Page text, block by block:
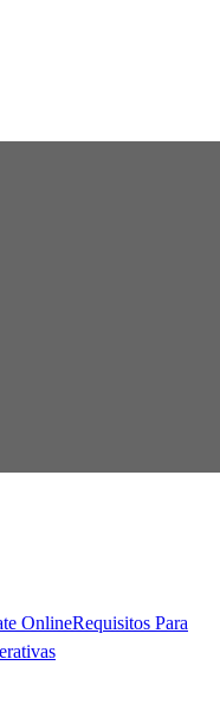
OnlineRequisitos Para